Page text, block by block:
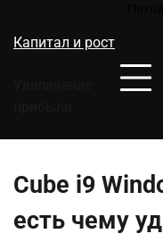
содержимому
Капитал и рост
Cube i9
есть чему